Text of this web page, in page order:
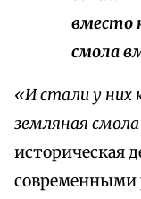
вместо
смола
«И стали у них
земляная
историческая
современными